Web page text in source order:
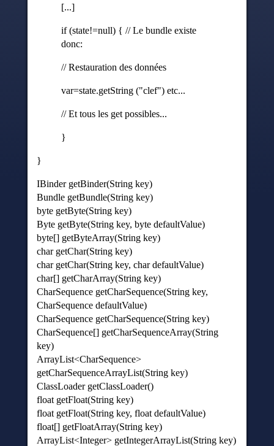
[...]
if (state!=null) { // Le bundle existe
donc:
// Restauration des données
var=state.getString ("clef") etc...
// Et tous les get possibles...
}
}
IBinder getBinder(String key)
Bundle getBundle(String key)
byte getByte(String key)
Byte getByte(String key, byte defaultValue)
byte[] getByteArray(String key)
char getChar(String key)
char getChar(String key, char defaultValue)
char[] getCharArray(String key)
CharSequence getCharSequence(String key,
CharSequence defaultValue)
CharSequence getCharSequence(String key)
CharSequence[] getCharSequenceArray(String
key)
ArrayList<CharSequence>
getCharSequenceArrayList(String key)
ClassLoader getClassLoader()
float getFloat(String key)
float getFloat(String key, float defaultValue)
float[] getFloatArray(String key)
ArrayList<Integer> getIntegerArrayList(String key)